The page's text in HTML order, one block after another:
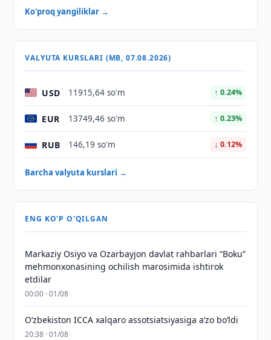
Ko'proq yangiliklar →
VALYUTA KURSLARI (MB, 07.08.2026)
USD 11915,64 so'm ↑ 0.24%
EUR 13749,46 so'm ↑ 0.23%
RUB 146,19 so'm ↓ 0.12%
Barcha valyuta kurslari →
ENG KO'P O'QILGAN
Markaziy Osiyo va Ozarbayjon davlat rahbarlari “Boku”
mehmonxonasining ochilish marosimida ishtirok
etdilar
00:00 · 01/08
O‘zbekiston ICCA xalqaro assotsiatsiyasiga aʼzo bo‘ldi
20:38 · 01/08